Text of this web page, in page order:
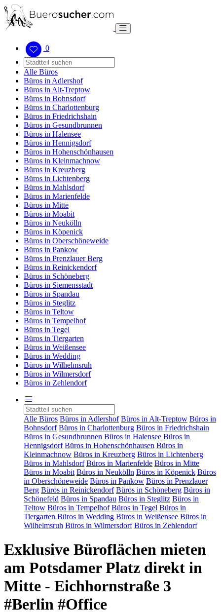
0
Alle Büros
Büros in Adlershof
Büros in Alt-Treptow
Büros in Bohnsdorf
Büros in Charlottenburg
Büros in Friedrichshain
Büros in Gesundbrunnen
Büros in Halensee
Büros in Hennigsdorf
Büros in Hohenschönhausen
Büros in Kleinmachnow
Büros in Kreuzberg
Büros in Lichtenberg
Büros in Mahlsdorf
Büros in Marienfelde
Büros in Mitte
Büros in Moabit
Büros in Neukölln
Büros in Köpenick
Büros in Oberschöneweide
Büros in Pankow
Büros in Prenzlauer Berg
Büros in Reinickendorf
Büros in Schöneberg
Büros in Siemensstadt
Büros in Spandau
Büros in Steglitz
Büros in Teltow
Büros in Tempelhof
Büros in Tegel
Büros in Tiergarten
Büros in Weißensee
Büros in Wedding
Büros in Wilhelmsruh
Büros in Wilmersdorf
Büros in Zehlendorf
Alle Büros Büros in Adlershof Büros in Alt-Treptow Büros in
Bohnsdorf Büros in Charlottenburg Büros in Friedrichshain
Büros in Gesundbrunnen Büros in Halensee Büros in
Hennigsdorf Büros in Hohenschönhausen Büros in
Kleinmachnow Büros in Kreuzberg Büros in Lichtenberg
Büros in Mahlsdorf Büros in Marienfelde Büros in Mitte
Büros in Moabit Büros in Neukölln Büros in Köpenick Büros
in Oberschöneweide Büros in Pankow Büros in Prenzlauer
Berg Büros in Reinickendorf Büros in Schöneberg Büros in
Schönefeld Büros in Spandau Büros in Steglitz Büros in
Teltow Büros in Tempelhof Büros in Tegel Büros in
Tiergarten Büros in Wedding Büros in Weißensee Büros in
Wilhelmsruh Büros in Wilmersdorf Büros in Zehlendorf
Exklusive Büroflächen mieten
am Potsdamer Platz direkt in
Mitte - Eichhornstraße 3
#Berlin #Office